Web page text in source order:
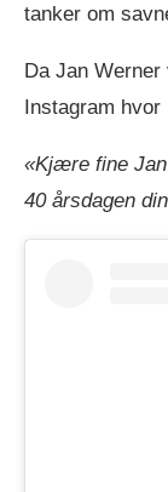
tanker om
Da Jan
Instagram hvor
«Kjære fine
40 årsdagen